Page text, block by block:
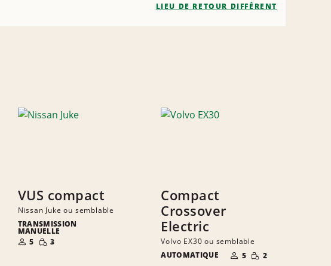
LIEU DE RETOUR DIFFÉRENT
VUS compact
Nissan Juke ou semblable
TRANSMISSION
MANUELLE
NOMBRE DE
PERSONNES
5 QUANTITÉ
RÉDUITE
3
Compact
Crossover
Electric
Volvo EX30 ou semblable
AUTOMATIQUE
NOMBRE DE
PERSONNES
5 QUANTITÉ
RÉDUITE
2